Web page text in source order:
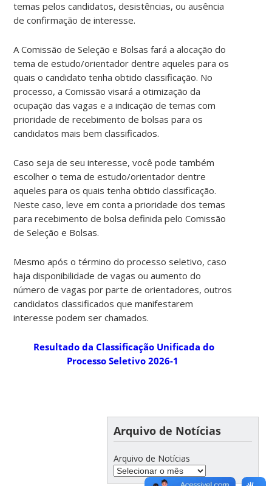
temas pelos candidatos, desistências, ou ausência
de confirmação de interesse.
A Comissão de Seleção e Bolsas fará a alocação do
tema de estudo/orientador dentre aqueles para os
quais o candidato tenha obtido classificação. No
processo, a Comissão visará a otimização da
ocupação das vagas e a indicação de temas com
prioridade de recebimento de bolsas para os
candidatos mais bem classificados.
Caso seja de seu interesse, você pode também
escolher o tema de estudo/orientador dentre
aqueles para os quais tenha obtido classificação.
Neste caso, leve em conta a prioridade dos temas
para recebimento de bolsa definida pelo Comissão
de Seleção e Bolsas.
Mesmo após o término do processo seletivo, caso
haja disponibilidade de vagas ou aumento do
número de vagas por parte de orientadores, outros
candidatos classificados que manifestarem
interesse podem ser chamados.
Resultado da Classificação Unificada do
Processo Seletivo 2026-1
Arquivo de Notícias
Arquivo de Notícias